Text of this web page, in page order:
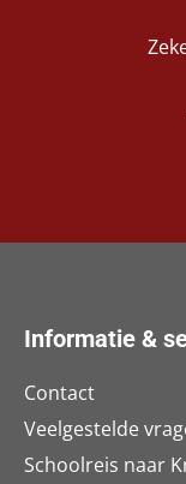
Informatie &
Contact
Veelgestelde
Schoolreis naar